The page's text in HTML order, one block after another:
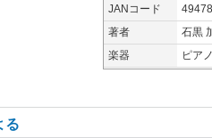
JANコード
著者
石黒
楽器
ピアノ
る